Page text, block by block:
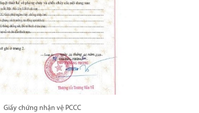
Giấy chứng nhận vệ PCCC